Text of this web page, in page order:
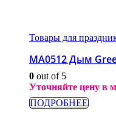
Товары для
МА0512 Дым
0 out of 5
Уточняйте цену в
ПОДРОБНЕЕ